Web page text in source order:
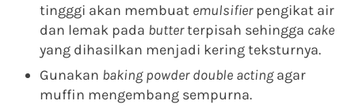
tingggi akan membuat emulsifierpengikat air
dan lemak pada butterterpisah sehingga cake
yang dihasilkan menjadi kering teksturnya.
Gunakan baking powder double actingagar
muffin mengembang sempurna.